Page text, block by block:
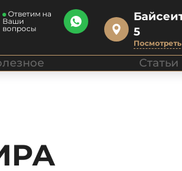
Ответим на
Ваши
вопросы
5
Статьи